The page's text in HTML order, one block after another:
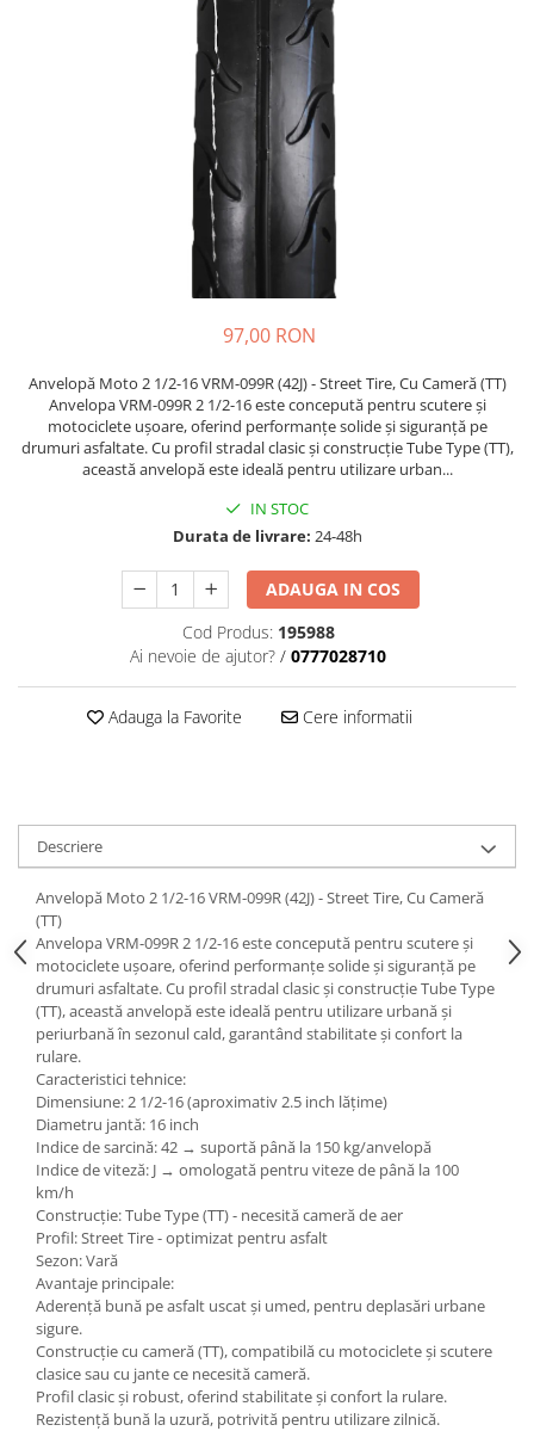
https://www.doctortrotineta.ro/lumini
https://www.doctortrotineta.ro/cadru
97,00 RON
Anvelopă Moto 2 1/2-16 VRM-099R (42J) - Street Tire, Cu Cameră (TT)
Anvelopa VRM-099R 2 1/2-16 este concepută pentru scutere și
motociclete ușoare, oferind performanțe solide și siguranță pe
drumuri asfaltate. Cu profil stradal clasic și construcție Tube Type (TT),
această anvelopă este ideală pentru utilizare urban...
IN STOC
Durata de livrare: 24-48h
ADAUGA IN COS
Cod Produs: 195988
Ai nevoie de ajutor? / 0777028710
Adauga la Favorite Cere informatii
Descriere
Anvelopă Moto 2 1/2-16 VRM-099R (42J) - Street Tire, Cu Cameră
(TT)
Anvelopa VRM-099R 2 1/2-16 este concepută pentru scutere și
motociclete ușoare, oferind performanțe solide și siguranță pe
drumuri asfaltate. Cu profil stradal clasic și construcție Tube Type
(TT), această anvelopă este ideală pentru utilizare urbană și
periurbană în sezonul cald, garantând stabilitate și confort la
rulare.
Caracteristici tehnice:
Dimensiune: 2 1/2-16 (aproximativ 2.5 inch lățime)
Diametru jantă: 16 inch
Indice de sarcină: 42 → suportă până la 150 kg/anvelopă
Indice de viteză: J → omologată pentru viteze de până la 100
km/h
Construcție: Tube Type (TT) - necesită cameră de aer
Profil: Street Tire - optimizat pentru asfalt
Sezon: Vară
Avantaje principale:
Aderență bună pe asfalt uscat și umed, pentru deplasări urbane
sigure.
Construcție cu cameră (TT), compatibilă cu motociclete și scutere
clasice sau cu jante ce necesită cameră.
Profil clasic și robust, oferind stabilitate și confort la rulare.
Rezistență bună la uzură, potrivită pentru utilizare zilnică.